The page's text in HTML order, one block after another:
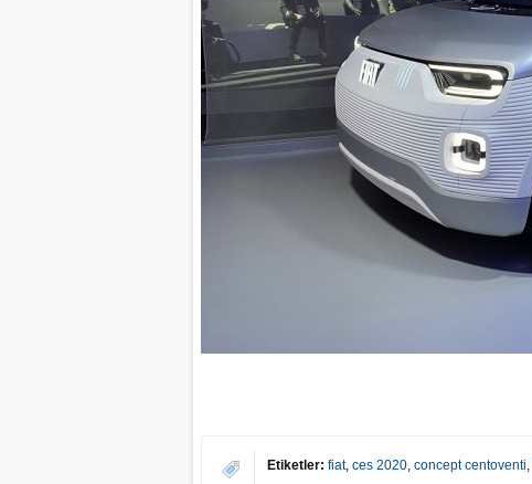
Etiketler: fiat, ces 2020, concept centoventi,